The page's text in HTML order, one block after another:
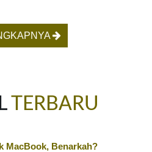
TERBARU
MacBook, Benarkah?